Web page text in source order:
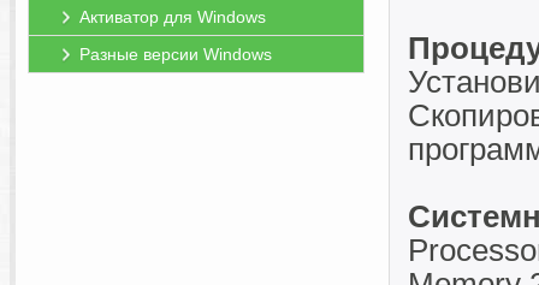
Активатор для Windows
Разные версии Windows